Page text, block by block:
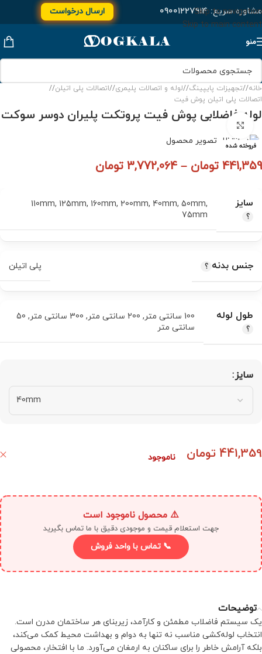
Skip to navigation
Skip to main content
مشاوره سریع:۰۹۰۰۱۲۲۷۹۱۴ ارسال درخواست
منو
خانه/ تجهیزات پایپینگ/ لوله و اتصالات پلیمری/ اتصالات پلی اتیلن/
اتصالات پلی اتیلن پوش فیت
لوله فاضلابی پوش فیت پروتکت پلیران دوسر سوکت
فروخته شده
برای بزرگنمایی کلیک کنید
441,359 تومان –
3,772,064 تومان
سایز 110mm, 125mm, 160mm, 200mm, 40mm, 50mm,
75mm
جنس بدنه پلی اتیلن
طول لوله 100 سانتی متر , 200 سانتی متر , 300 سانتی متر ,
50
سانتی متر
سایز
441,359 تومان ناموجود
⚠️ محصول ناموجود است
جهت استعلام قیمت و موجودی دقیق با ما تماس بگیرید
📞 تماس با واحد فروش
توضیحات
یک سیستم فاضلاب مطمئن و کارآمد، زیربنای هر ساختمان مدرن است.
انتخاب لوله‌کشی مناسب نه تنها به دوام و بهداشت محیط کمک می‌کند،
بلکه آرامش خاطر را برای ساکنان به ارمغان می‌آورد. ما با افتخار، محصولی